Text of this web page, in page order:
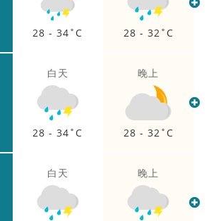
28 - 34 28 - 32
白天
28 - 34
晚上
28 - 32
白天 晚上